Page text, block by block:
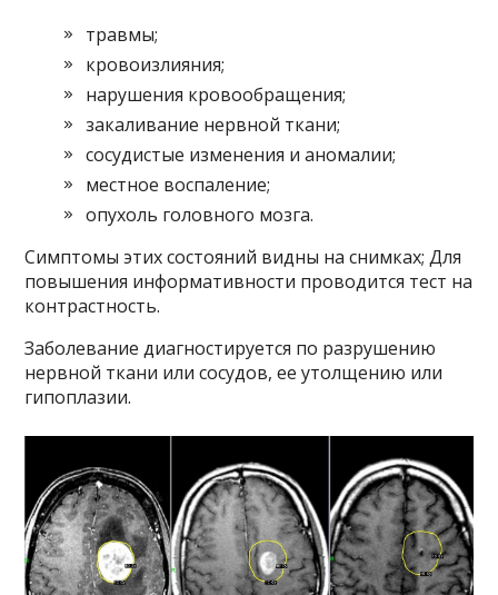
травмы;
кровоизлияния;
нарушения кровообращения;
закаливание нервной ткани;
сосудистые изменения и аномалии;
местное воспаление;
опухоль головного мозга.
Симптомы этих состояний видны на снимках; Для
повышения информативности проводится тест на
контрастность.
Заболевание диагностируется по разрушению
нервной ткани или сосудов, ее утолщению или
гипоплазии.